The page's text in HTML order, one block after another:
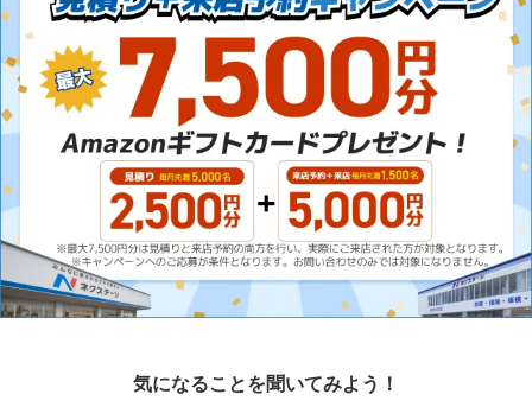
気になることを聞いてみよう！